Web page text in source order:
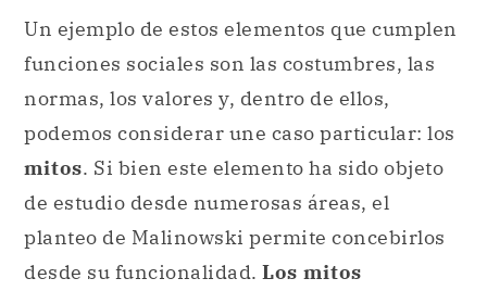
Un ejemplo de estos elementos que cumplen
funciones sociales son las costumbres, las
normas, los valores y, dentro de ellos,
podemos considerar une caso particular: los
mitos. Si bien este elemento ha sido objeto
de estudio desde numerosas áreas, el
planteo de Malinowski permite concebirlos
desde su funcionalidad. Los mitos